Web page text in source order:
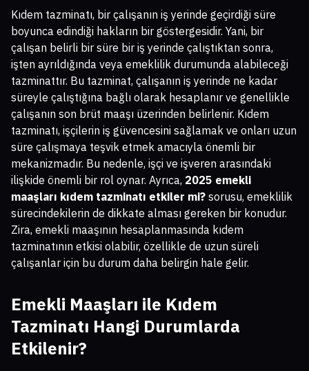
Kıdem tazminatı, bir çalışanın iş yerinde geçirdiği süre
boyunca edindiği hakların bir göstergesidir. Yani, bir
çalışan belirli bir süre bir iş yerinde çalıştıktan sonra,
işten ayrıldığında veya emeklilik durumunda alabileceği
tazminattır. Bu tazminat, çalışanın iş yerinde ne kadar
süreyle çalıştığına bağlı olarak hesaplanır ve genellikle
çalışanın son brüt maaşı üzerinden belirlenir. Kıdem
tazminatı, işçilerin iş güvencesini sağlamak ve onları uzun
süre çalışmaya teşvik etmek amacıyla önemli bir
mekanizmadır. Bu nedenle, işçi ve işveren arasındaki
ilişkide önemli bir rol oynar. Ayrıca, 2025 emekli
maaşları kıdem tazminatı etkiler mi? sorusu, emeklilik
sürecindekilerin de dikkate alması gereken bir konudur.
Zira, emekli maaşının hesaplanmasında kıdem
tazminatının etkisi olabilir, özellikle de uzun süreli
çalışanlar için bu durum daha belirgin hale gelir.
Emekli Maaşları ile Kıdem
Tazminatı Hangi Durumlarda
Etkilenir?